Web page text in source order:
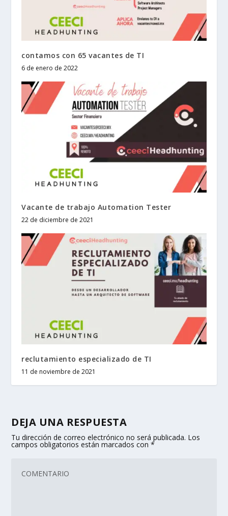
contamos con 65 vacantes de TI
6 de enero de 2022
Vacante de trabajo Automation Tester
22 de diciembre de 2021
reclutamiento especializado de TI
11 de noviembre de 2021
DEJA UNA RESPUESTA
Tu dirección de correo electrónico no será publicada. Los
campos obligatorios están marcados con*